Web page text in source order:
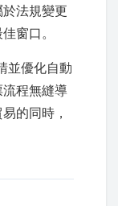
法規變更
窗口。
並優化自動
流程無縫導
的同時，